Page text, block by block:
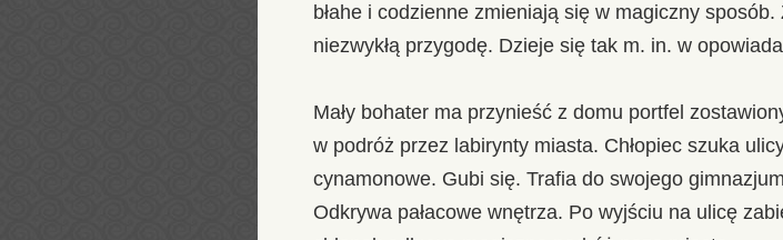
błahe i codzienne zmieniają się w magiczny
niezwykłą przygodę. Dzieje się tak m. in. w
Mały bohater ma przynieść z domu portfel
w podróż przez labirynty miasta. Chłopiec szuka
cynamonowe. Gubi się. Trafia do swojego
Odkrywa pałacowe wnętrza. Po wyjściu na ulicę